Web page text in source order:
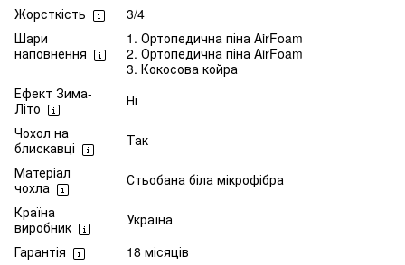
Жорсткість
3/4
Шари
наповнення
1. Ортопедична піна AirFoam
2. Ортопедична піна AirFoam
3. Кокосова койра
Ефект Зима-
Літо
Ні
Чохол на
блискавці
Так
Матеріал
чохла
Стьобана біла мікрофібра
Країна
виробник
Україна
Гарантія
18 місяців